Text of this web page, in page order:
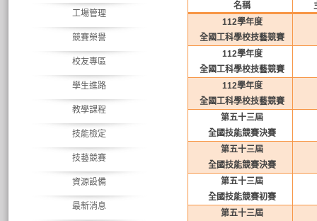
工場管理
競賽榮譽
校友專區
學生進路
教學課程
技能檢定
技藝競賽
資源設備
最新消息
名稱
112學年度
全國工科學校技藝競賽
112學年度
全國工科學校技藝競賽
112學年度
全國工科學校技藝競賽
第五十三屆
全國技能競賽決賽
第五十三屆
全國技能競賽決賽
第五十三屆
全國技能競賽初賽
第五十三屆